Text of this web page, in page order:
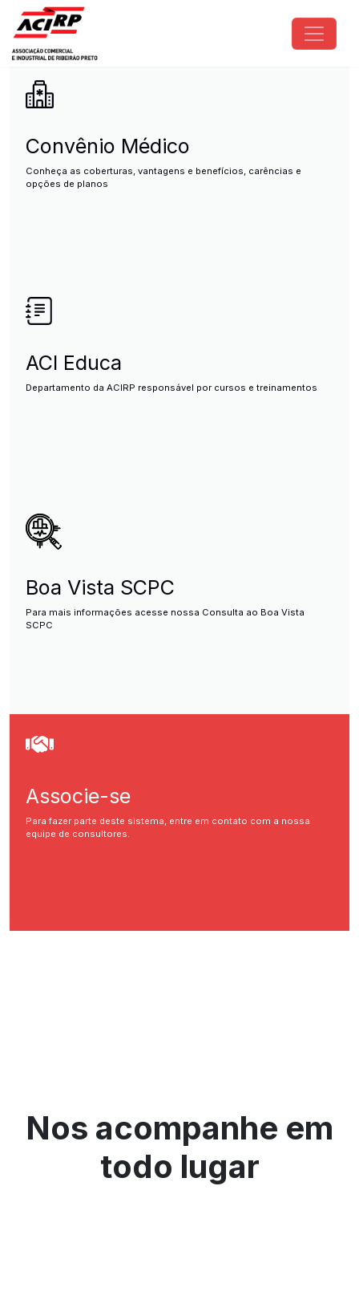
Pular para o conteúdo principal
ACIRP - Associação Comercial
Convênio Médico
Conheça as coberturas, vantagens e benefícios, carências e
opções de planos
ACI Educa
Departamento da ACIRP responsável por cursos e treinamentos
Boa Vista SCPC
Para mais informações acesse nossa Consulta ao Boa Vista
SCPC
Associe-se
Para fazer parte deste sistema, entre em contato com a nossa
equipe de consultores.
Nos acompanhe em
todo lugar